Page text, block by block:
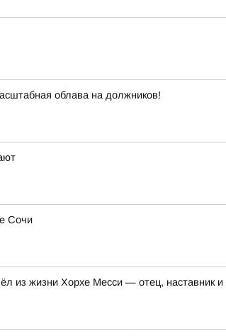
облава на должников!
Сочи
из жизни Хорхе Месси — отец, наставник